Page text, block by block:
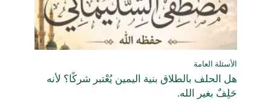
الأسئلة العامة
هل الحلف بالطلاق بنية اليمين يُعْتبر شركًا؟ لأنه
حَلِفٌ بغير الله.